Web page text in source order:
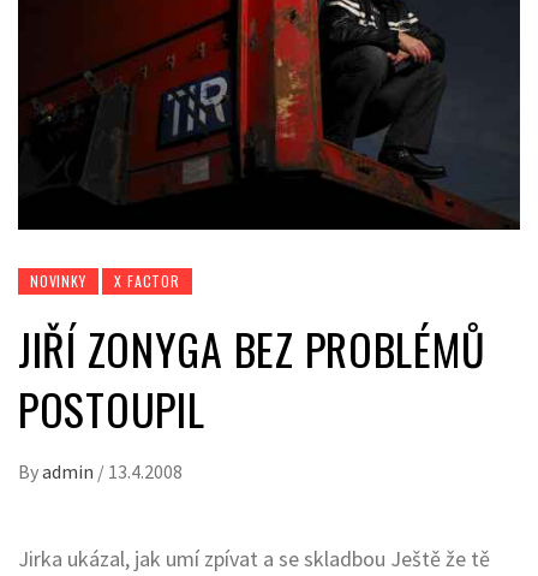
NOVINKY X FACTOR
JIŘÍ ZONYGA BEZ PROBLÉMŮ
POSTOUPIL
Byadmin / 13.4.2008
Jirka ukázal, jak umí zpívat a se skladbou Ještě že tě